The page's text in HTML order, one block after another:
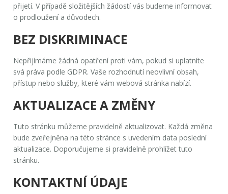
přijetí. V případě složitějších žádostí vás budeme informovat
o prodloužení a důvodech.
BEZ DISKRIMINACE
Nepřijímáme žádná opatření proti vám, pokud si uplatníte
svá práva podle GDPR. Vaše rozhodnutí neovlivní obsah,
přístup nebo služby, které vám webová stránka nabízí.
AKTUALIZACE A ZMĚNY
Tuto stránku můžeme pravidelně aktualizovat. Každá změna
bude zveřejněna na této stránce s uvedením data poslední
aktualizace. Doporučujeme si pravidelně prohlížet tuto
stránku.
KONTAKTNÍ ÚDAJE